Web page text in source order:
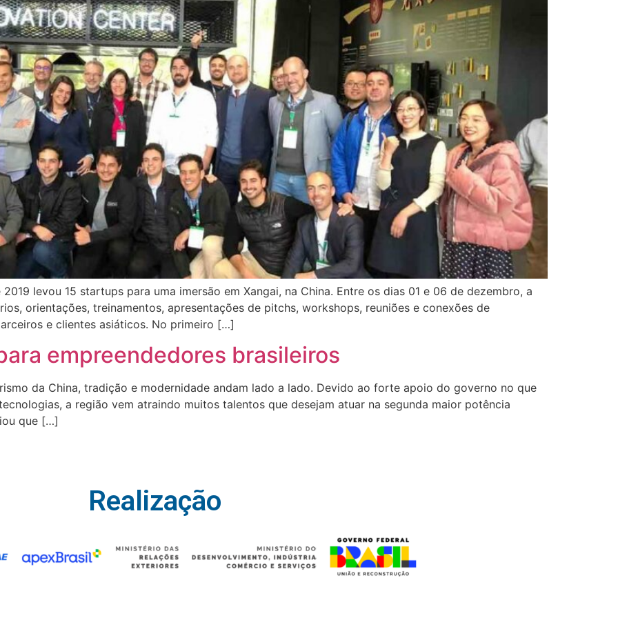
levou 15 startups para uma imersão em Xangai, na China. Entre os dias 01 e 06 de dezembro, a
orientações, treinamentos, apresentações de pitchs, workshops, reuniões e conexões de
e clientes asiáticos. No primeiro […]
empreendedores brasileiros
da China, tradição e modernidade andam lado a lado. Devido ao forte apoio do governo no que
a região vem atraindo muitos talentos que desejam atuar na segunda maior potência
que […]
Realização